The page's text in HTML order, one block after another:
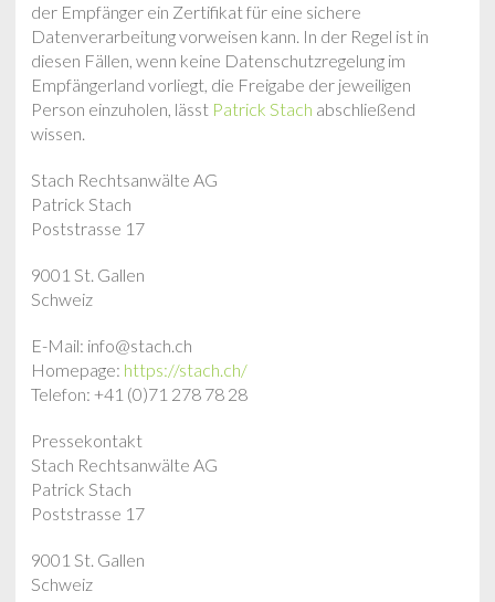
der Empfänger ein Zertifikat für eine sichere
Datenverarbeitung vorweisen kann. In der Regel ist in
diesen Fällen, wenn keine Datenschutzregelung im
Empfängerland vorliegt, die Freigabe der jeweiligen
Person einzuholen, lässt Patrick Stach abschließend
wissen.
Stach Rechtsanwälte AG
Patrick Stach
Poststrasse 17
9001 St. Gallen
Schweiz
E-Mail: info@stach.ch
Homepage: https://stach.ch/
Telefon: +41 (0)71 278 78 28
Pressekontakt
Stach Rechtsanwälte AG
Patrick Stach
Poststrasse 17
9001 St. Gallen
Schweiz